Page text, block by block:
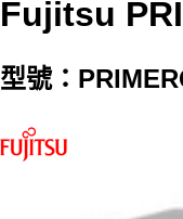
Fujitsu
型號：